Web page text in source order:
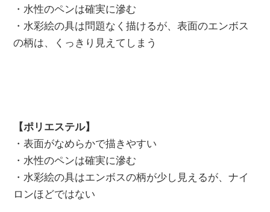
・水性のペンは確実に滲む
・水彩絵の具は問題なく描けるが、表面のエンボス
の柄は、くっきり見えてしまう
【ポリエステル】
・表面がなめらかで描きやすい
・水性のペンは確実に滲む
・水彩絵の具はエンボスの柄が少し見えるが、ナイ
ロンほどではない